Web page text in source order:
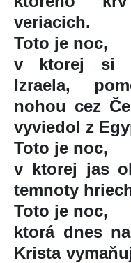
veriacich.
Toto je noc,
v ktorej si
Izraela,
nohou cez
vyviedol z
Toto je noc,
v ktorej jas
temnoty
Toto je noc,
ktorá dnes
Krista